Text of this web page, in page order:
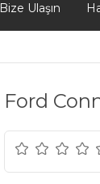
Bize Ulaşın
Ford